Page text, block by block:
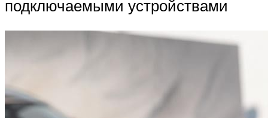
подключаемыми устройствами